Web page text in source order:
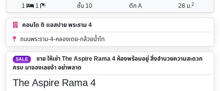
1 1 ชั้น 10 ตึก A 28 ม.2
คอนโด ดิ แอสปาย พระราม 4
ถนนพระราม-4-คลองเตย-กล้วยน้ำไท
SALE
ขาย ให้เช่า The Aspire Rama 4 ห้องพร้อมอยู่ สิ่งอำนวยความสะดวก
ครบ มาจองเลยจ้า อย่าพลาด
The Aspire Rama 4